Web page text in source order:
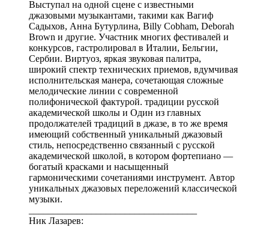
Выступал на одной сцене с известными
джазовыми музыкантами, такими как Вагиф
Садыхов, Анна Бутурлина, Billy Cobham, Deborah
Brown и другие. Участник многих фестивалей и
конкурсов, гастролировал в Италии, Бельгии,
Сербии. Виртуоз, яркая звуковая палитра,
широкий спектр технических приемов, вдумчивая
исполнительская манера, сочетающая сложные
мелодические линии с современной
полифонической фактурой. традиции русской
академической школы и Один из главных
продолжателей традиций в джазе, в то же время
имеющий собственный уникальный джазовый
стиль, непосредственно связанный с русской
академической школой, в котором фортепиано —
богатый красками и насыщенный
гармоническими сочетаниями инструмент. Автор
уникальных джазовых переложений классической
музыки.
Ник Лазарев: